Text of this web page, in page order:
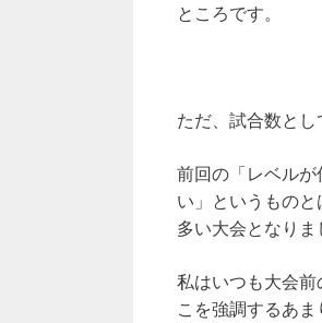
ところです。
ただ、試合数と
前回の「レベル
い」というもの
多い大会となりま
私はいつも大会
こを強調するあ